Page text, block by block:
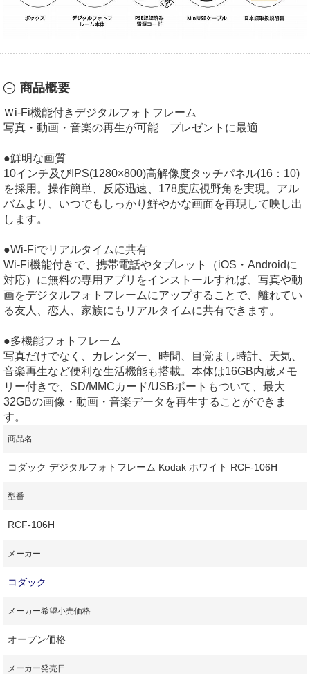
商品概要
Ｗi-Fi機能付きデジタルフォトフレーム
写真・動画・音楽の再生が可能 プレゼントに最適
●鮮明な画質
10インチ及びIPS(1280×800)高解像度タッチパネル(16：10)
を採用。操作簡単、反応迅速、178度広視野角を実現。アル
バムより、いつでもしっかり鮮やかな画面を再現して映し出
します。
●Wi-Fiでリアルタイムに共有
Wi-Fi機能付きで、携帯電話やタブレット（iOS・Androidに
対応）に無料の専用アプリをインストールすれば、写真や動
画をデジタルフォトフレームにアップすることで、離れてい
る友人、恋人、家族にもリアルタイムに共有できます。
●多機能フォトフレーム
写真だけでなく、カレンダー、時間、目覚まし時計、天気、
音楽再生など便利な生活機能も搭載。本体は16GB内蔵メモ
リー付きで、SD/MMCカード/USBポートもついて、最大
32GBの画像・動画・音楽データを再生することができま
す。
商品名
コダック デジタルフォトフレーム Kodak ホワイト RCF-106H
型番
RCF-106H
メーカー
コダック
メーカー希望小売価格
オープン価格
メーカー発売日